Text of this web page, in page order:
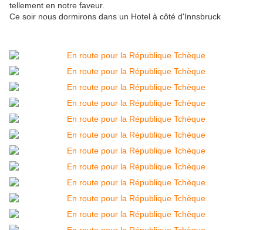
tellement en notre faveur.
Ce soir nous dormirons dans un Hotel à côté d'Innsbruck